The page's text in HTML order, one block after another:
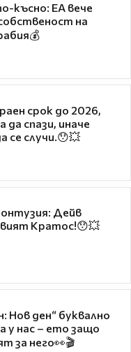
късно: EA вече
на
срок до 2026,
спази, иначе
се случи.😯💥
Дейв
Кратос!😯💥
Нов ден“ буквално
у нас – ето защо
за него👀🎬